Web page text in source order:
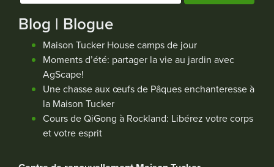
Blog | Blogue
Maison Tucker House camps de jour
Moments d’été: partager la vie au jardin avec
AgScape!
Une chasse aux œufs de Pâques enchanteresse à
la Maison Tucker
Cours de QiGong à Rockland: Libérez votre corps
et votre esprit